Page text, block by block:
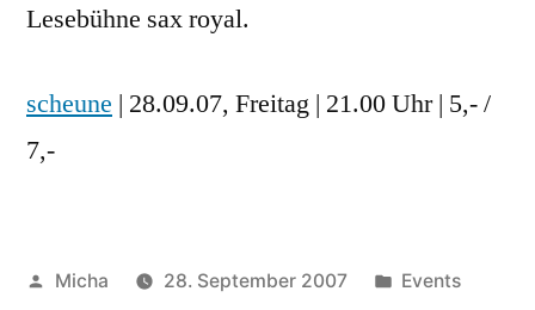
Lesebühne sax royal.
scheune | 28.09.07, Freitag | 21.00 Uhr | 5,- /
7,-
Veröffentlicht
Micha 28. September 2007
Veröffentlicht
Events